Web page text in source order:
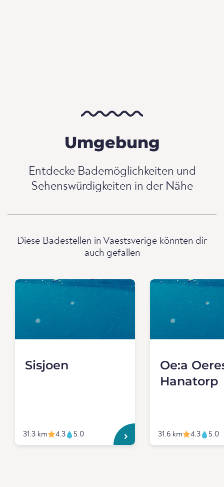
Umgebung
Entdecke Bademöglichkeiten und
Sehenswürdigkeiten in der Nähe
Diese Badestellen in Vaestsverige könnten dir
auch gefallen
Sisjoen
31.3 km 4.3 5.0
Oe:a
Hanatorp
31.6 km 4.3 5.0